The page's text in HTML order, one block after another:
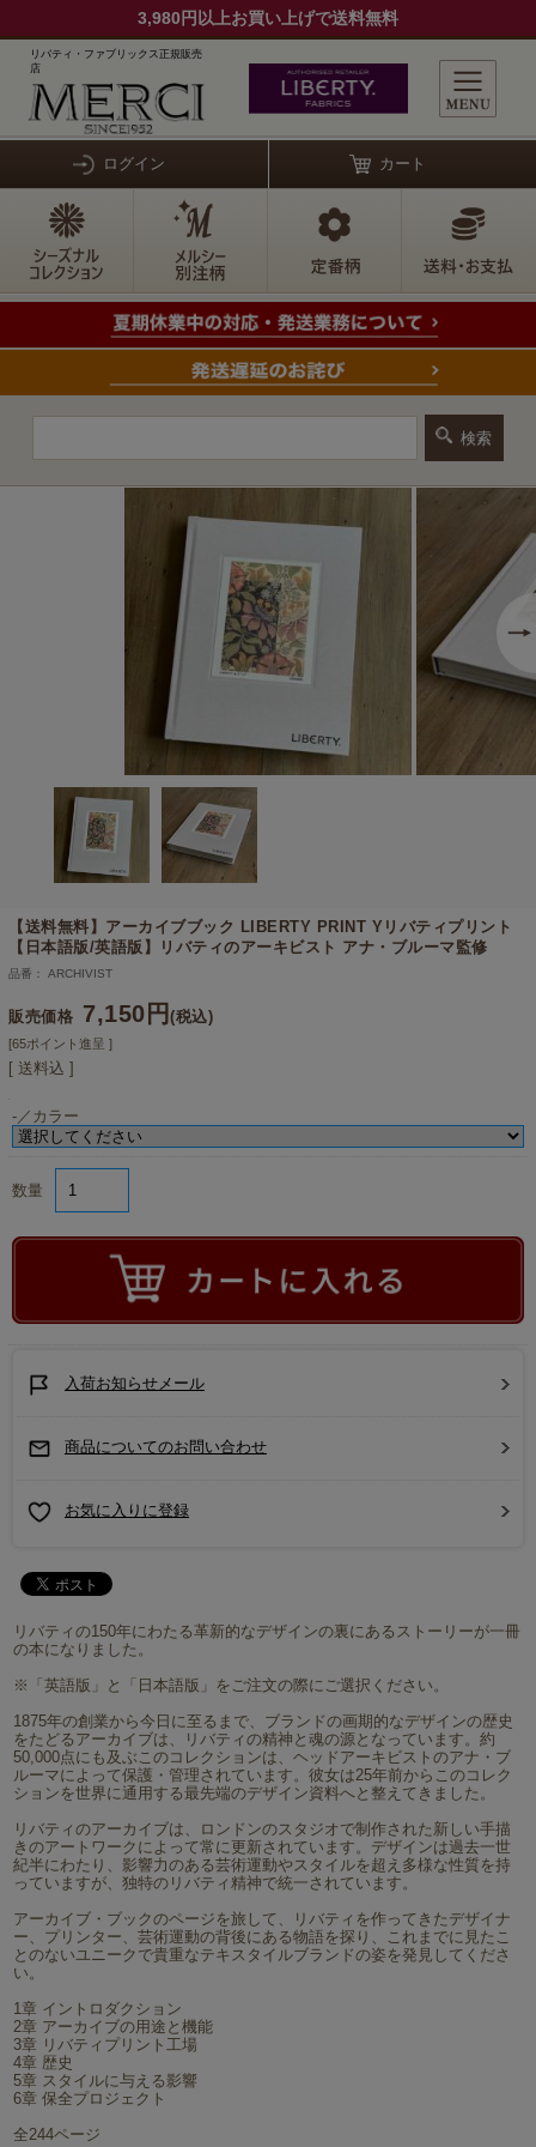
3,980円以上お買い上げで送料無料
リバティ・ファブリックス正規販売
店
ログイン カート
【送料無料】 アーカイブブック LIBERTY PRINT Yリバティプリント
【日本語版/英語版】リバティのアーキビスト アナ・ブルーマ監修
品番： ARCHIVIST
販売価格 7,150円(税込)
[65ポイント進呈 ]
[ 送料込 ]
-／カラー
数量
入荷お知らせメール
商品についてのお問い合わせ
お気に入りに登録
リバティの150年にわたる革新的なデザインの裏にあるストーリーが一冊
の本になりました。
※「英語版」と「日本語版」をご注文の際にご選択ください。
1875年の創業から今日に至るまで、ブランドの画期的なデザインの歴史
をたどるアーカイブは、リバティの精神と魂の源となっています。約
50,000点にも及ぶこのコレクションは、ヘッドアーキビストのアナ・ブ
ルーマによって保護・管理されています。彼女は25年前からこのコレク
ションを世界に通用する最先端のデザイン資料へと整えてきました。
リバティのアーカイブは、ロンドンのスタジオで制作された新しい手描
きのアートワークによって常に更新されています。デザインは過去一世
紀半にわたり、影響力のある芸術運動やスタイルを超え多様な性質を持
っていますが、独特のリバティ精神で統一されています。
アーカイブ・ブックのページを旅して、リバティを作ってきたデザイナ
ー、プリンター、芸術運動の背後にある物語を探り、これまでに見たこ
とのないユニークで貴重なテキスタイルブランドの姿を発見してくださ
い。
1章 イントロダクション
2章 アーカイブの用途と機能
3章 リバティプリント工場
4章 歴史
5章 スタイルに与える影響
6章 保全プロジェクト
全244ページ